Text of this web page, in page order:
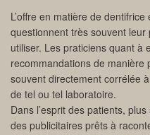
L’offre en matière de
questionnent très souvent
utiliser. Les praticiens quant à
recommandations de
souvent directement corrélée à
de tel ou tel laboratoire.
Dans l’esprit des patients,
des publicitaires prêts à